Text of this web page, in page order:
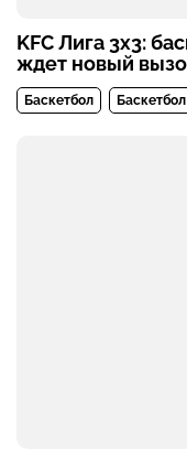
KFC Лига 3х3:
ждет новый
Баскетбол